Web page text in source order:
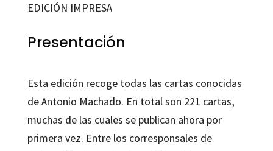
EDICIÓN IMPRESA
Presentación
Esta edición recoge todas las cartas conocidas
de Antonio Machado. En total son 221 cartas,
muchas de las cuales se publican ahora por
primera vez. Entre los corresponsales de